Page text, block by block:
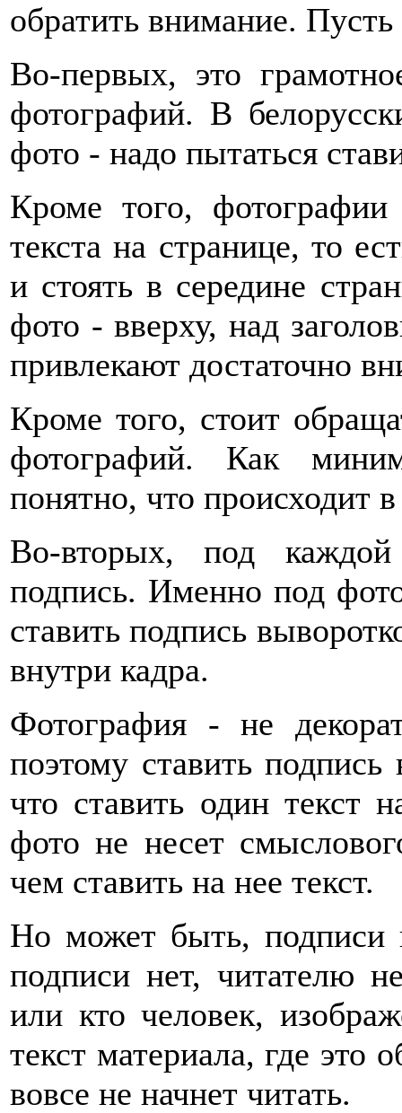
обратить внимание. Пусть
Во-первых, это
фотографий. В
фото - надо пытаться
Кроме того,
текста на странице, то
и стоять в середине
фото - вверху, над
привлекают достаточно
Кроме того, стоит
фотографий. Как
понятно, что происходит
Во-вторых, под
подпись. Именно под
ставить подпись
внутри кадра.
Фотография - не
поэтому ставить
что ставить один текст
фото не несет
чем ставить на нее текст.
Но может быть, подписи
подписи нет, читателю
или кто человек,
текст материала, где это
вовсе не начнет читать.